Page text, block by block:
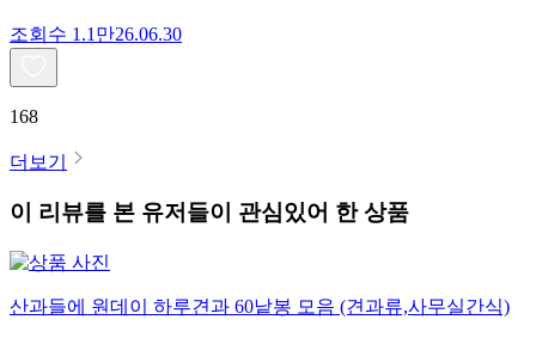
조회수 1.1만26.06.30
168
더보기
이 리뷰를 본 유저들이 관심있어 한 상품
산과들에 원데이 하루견과 60낱봉 모음 (견과류,사무실간식)